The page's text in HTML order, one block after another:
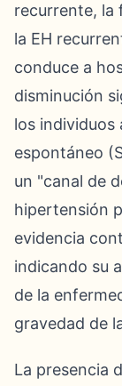
recurrente, la
la EH
conduce a
disminución
los individuos
espontáneo
un "canal de
hipertensión
evidencia
indicando su
de la
gravedad de
La presencia